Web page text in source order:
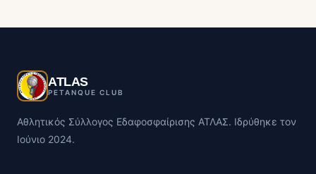
ATLAS
PETANQUE CLUB
Αθλητικός Σύλλογος Εδαφοσφαίρισης ΑΤΛΑΣ. Ιδρύθηκε τον
Ιούνιο 2024.